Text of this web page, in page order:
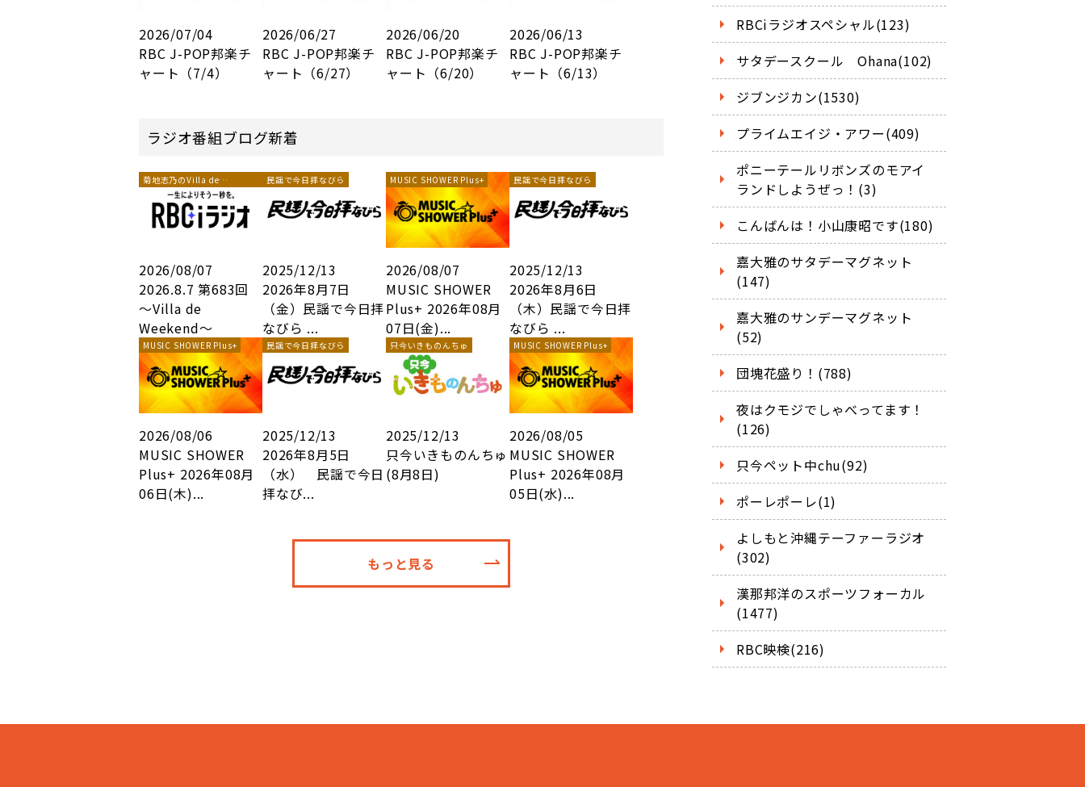
2026/07/04
RBC J-POP邦楽チ
ャート（7/4）
2026/06/27
RBC J-POP邦楽チ
ャート（6/27）
2026/06/20
RBC J-POP邦楽チ
ャート（6/20）
2026/06/13
RBC J-POP邦楽チ
ャート（6/13）
ラジオ番組ブログ新着
菊地志乃のVilla de
Weekend
2026/08/07
2026.8.7 第683回
～Villa de
Weekend～
民謡で今日拝なびら
2025/12/13
2026年8月7日
（金）民謡で今日拝
なびら ...
MUSIC SHOWER Plus+
2026/08/07
MUSIC SHOWER
Plus+ 2026年08月
07日(金)...
民謡で今日拝なびら
2025/12/13
2026年8月6日
（木）民謡で今日拝
なびら ...
MUSIC SHOWER Plus+
2026/08/06
MUSIC SHOWER
Plus+ 2026年08月
06日(木)...
民謡で今日拝なびら
2025/12/13
2026年8月5日
（水） 民謡で今日
拝なび...
只今いきものんちゅ
2025/12/13
只今いきものんちゅ
(8月8日)
MUSIC SHOWER Plus+
2026/08/05
MUSIC SHOWER
Plus+ 2026年08月
05日(水)...
もっと見る
RBCiラジオスペシャル(123)
サタデースクール Ohana(102)
ジブンジカン(1530)
プライムエイジ・アワー(409)
ポニーテールリボンズのモアイ
ランドしようぜっ！(3)
こんばんは！小山康昭です(180)
嘉大雅のサタデーマグネット
(147)
嘉大雅のサンデーマグネット
(52)
団塊花盛り！(788)
夜はクモジでしゃべってます！
(126)
只今ペット中chu(92)
ポーレポーレ(1)
よしもと沖縄テーファーラジオ
(302)
漢那邦洋のスポーツフォーカル
(1477)
RBC映検(216)